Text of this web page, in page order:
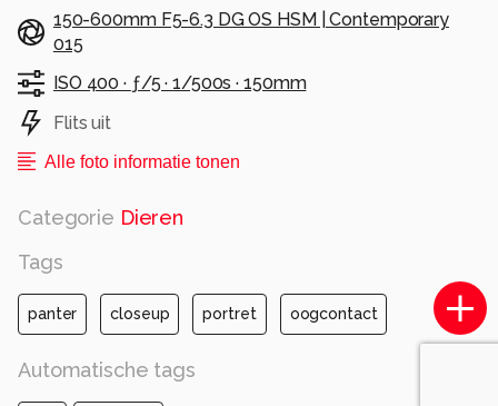
150-600mm F5-6.3 DG OS HSM | Contemporary
015
ISO 400 · ƒ/5 ·1/500s ·150mm
Flits uit
Alle foto informatie tonen
Categorie Dieren
Tags
panter closeup portret oogcontact
Automatische tags